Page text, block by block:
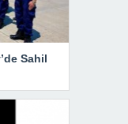
Sahil